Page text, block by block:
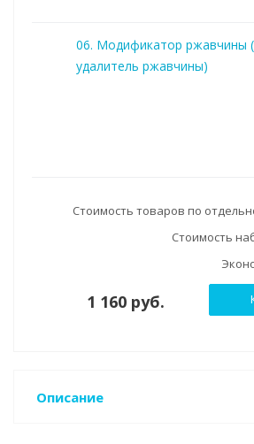
06. Модификатор ржавчины
удалитель ржавчины)
Стоимость товаров по
Стоимость
1 160 руб.
Описание